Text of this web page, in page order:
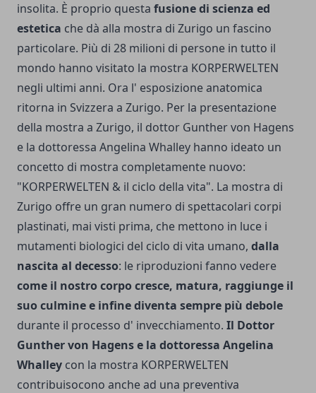
insolita. È proprio questa fusione di scienza ed
estetica che dà alla mostra di Zurigo un fascino
particolare. Più di 28 milioni di persone in tutto il
mondo hanno visitato la mostra KORPERWELTEN
negli ultimi anni. Ora l' esposizione anatomica
ritorna in Svizzera a Zurigo. Per la presentazione
della mostra a Zurigo, il dottor Gunther von Hagens
e la dottoressa Angelina Whalley hanno ideato un
concetto di mostra completamente nuovo:
"KORPERWELTEN & il ciclo della vita". La mostra di
Zurigo offre un gran numero di spettacolari corpi
plastinati, mai visti prima, che mettono in luce i
mutamenti biologici del ciclo di vita umano, dalla
nascita al decesso: le riproduzioni fanno vedere
come il nostro corpo cresce, matura, raggiunge il
suo culmine e infine diventa sempre più debole
durante il processo d' invecchiamento. Il Dottor
Gunther von Hagens e la dottoressa Angelina
Whalley con la mostra KORPERWELTEN
contribuisocono anche ad una preventiva